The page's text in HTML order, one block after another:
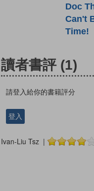
Doc
Can't
Time!
讀者書評 (1)
請登入給你的書籍評分
登入
Ivan-Liu Tsz |